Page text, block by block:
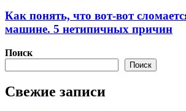
Как понять, что вот-вот
машине. 5 нетипичных причин
Поиск
Поиск
Свежие записи